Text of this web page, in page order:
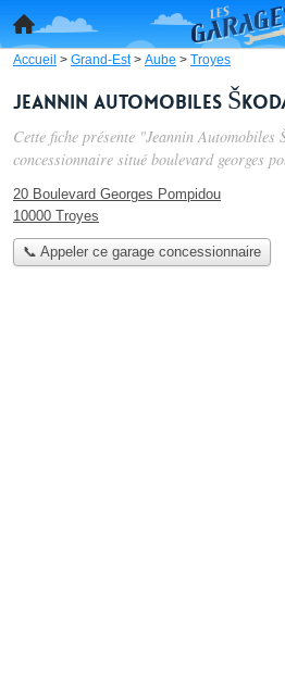
Accueil > Grand-Est> Aube > Troyes
Jeannin Automobiles
Cette fiche présente "Jeannin Automobiles
concessionnaire situé boulevard georges
20 Boulevard Georges Pompidou
10000 Troyes
📞 Appeler ce garage concessionnaire